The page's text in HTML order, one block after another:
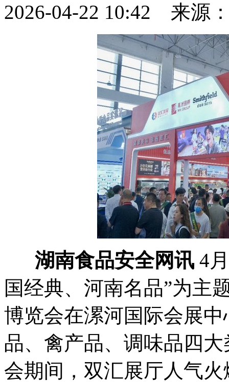
2026-04-22 10:42 来源
湖南食品安全网讯 4
国经典、河南名品”为主
博览会在漯河国际会展
品、禽产品、调味品四
会期间，双汇展厅人气